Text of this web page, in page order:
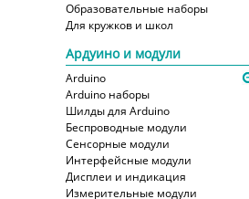
Образовательные наборы
Для кружков и школ
Ардуино и модули
Arduino
Arduino наборы
Шилды для Arduino
Беспроводные модули
Сенсорные модули
Интерфейсные модули
Дисплеи и индикация
Измерительные модули